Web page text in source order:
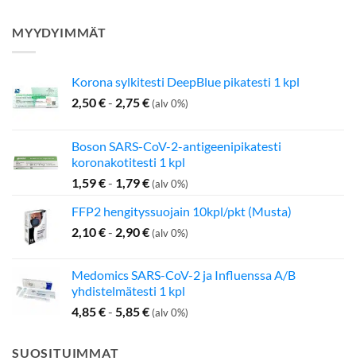
MYYDYIMMÄT
Korona sylkitesti DeepBlue pikatesti 1 kpl
2,50€- 2,75€ (alv 0%)
Boson SARS-CoV-2-antigeenipikatesti
koronakotitesti 1 kpl
1,59€- 1,79€ (alv 0%)
FFP2 hengityssuojain 10kpl/pkt (Musta)
2,10€- 2,90€ (alv 0%)
Medomics SARS-CoV-2 ja Influenssa A/B
yhdistelmätesti 1 kpl
4,85€- 5,85€ (alv 0%)
SUOSITUIMMAT